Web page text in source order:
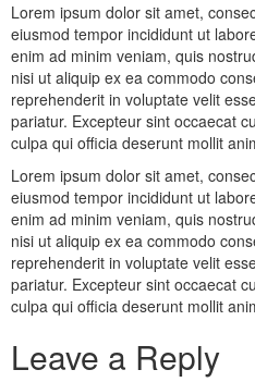
Lorem ipsum dolor sit amet,
eiusmod tempor incididunt ut
enim ad minim veniam, quis
nisi ut aliquip ex ea commodo
reprehenderit in voluptate velit
pariatur. Excepteur sint occaecat
culpa qui officia deserunt mollit
Lorem ipsum dolor sit amet,
eiusmod tempor incididunt ut
enim ad minim veniam, quis
nisi ut aliquip ex ea commodo
reprehenderit in voluptate velit
pariatur. Excepteur sint occaecat
culpa qui officia deserunt mollit
Leave a Reply